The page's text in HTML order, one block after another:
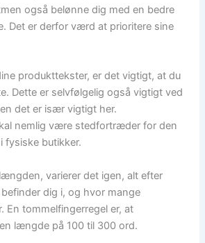
også belønne dig med en bedre
Det er derfor værd at prioritere sine
produkttekster, er det vigtigt, at du
Dette er selvfølgelig også vigtigt ved
det er især vigtigt her.
nemlig være stedfortræder for den
fysiske butikker.
varierer det igen, alt efter
dig i, og hvor mange
En tommelfingerregel er, at
længde på 100 til 300 ord.